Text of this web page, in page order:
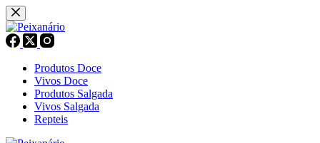
Pular
para
o
conteúdo
Produtos Doce
Vivos Doce
Produtos Salgada
Vivos Salgada
Repteis